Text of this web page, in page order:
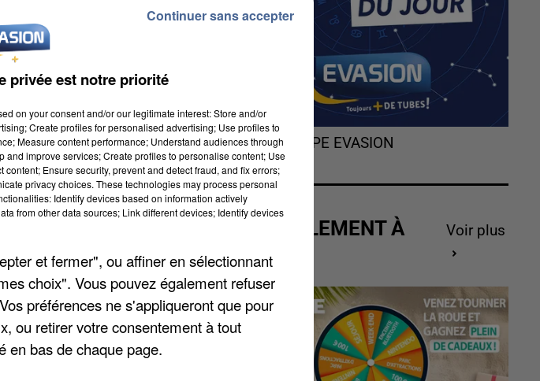
Hauts-de-France seront
de-France en Avignon »,
se produiront dans le OFF,
IN, dont l’un ouvrira le
en Avignon », permettant à
s’initier aux métiers du
L'HOROSCOPE EVASION
ACTUELLEMENT À
GAGNER
Voir plus
privée est notre priorité
on your consent and/or our legitimate interest: Store and/or
Create profiles for personalised advertising; Use profiles to
Measure content performance; Understand audiences through
improve services; Create profiles to personalise content; Use
Ensure security, prevent and detect fraud, and fix errors;
privacy choices. These technologies may process personal
Identify devices based on information actively
from other data sources; Link different devices; Identify devices
et fermer", ou affiner en sélectionnant
choix". Vous pouvez également refuser
préférences ne s'appliqueront que pour
ou retirer votre consentement à tout
en bas de chaque page.
Continuer sans accepter